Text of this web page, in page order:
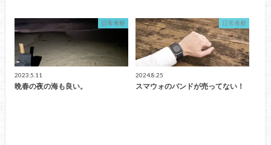
日常考察
2023.5.11
晩春の夜の海も良い。
日常考察
2024.8.25
スマウォのバンドが売ってない！